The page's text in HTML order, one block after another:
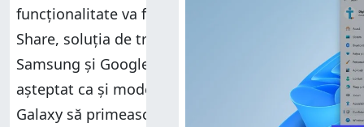
funcționalitate va fi integrată direct în Quick
Share, soluția de transfer de date dezvoltată de
Samsung și Google. De asemenea, este
așteptat ca și modele mai vechi Samsung
Galaxy să primească această funcționalitate.